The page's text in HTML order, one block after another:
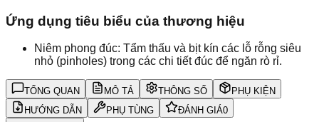
Ứng dụng tiêu biểu của thương hiệu
Niêm phong đúc: Tẩm thấu và bịt kín các lỗ rỗng siêu
nhỏ (pinholes) trong các chi tiết đúc để ngăn rò rỉ.
TỔNG QUAN MÔ TẢ THÔNG SỐ
PHỤ KIỆN
HƯỚNG DẪN
PHỤ TÙNG ĐÁNH GIÁ0